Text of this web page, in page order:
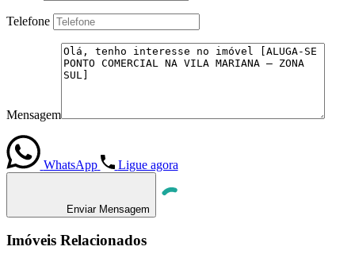
Telefone
Mensagem
WhatsApp Ligue agora
Enviar Mensagem
Imóveis Relacionados